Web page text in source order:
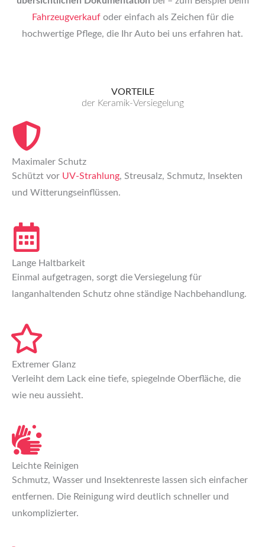
Fahrzeugverkaufoder einfach als Zeichen für die
hochwertige Pflege, die Ihr Auto bei uns erfahren hat.
VORTEILE
der Keramik-Versiegelung
Maximaler Schutz
Schützt vor UV-Strahlung, Streusalz, Schmutz, Insekten
und Witterungseinflüssen.
Lange Haltbarkeit
Einmal aufgetragen, sorgt die Versiegelung für
langanhaltenden Schutz ohne ständige Nachbehandlung.
Extremer Glanz
Verleiht dem Lack eine tiefe, spiegelnde Oberfläche, die
wie neu aussieht.
Leichte Reinigen
Schmutz, Wasser und Insektenreste lassen sich einfacher
entfernen. Die Reinigung wird deutlich schneller und
unkomplizierter.